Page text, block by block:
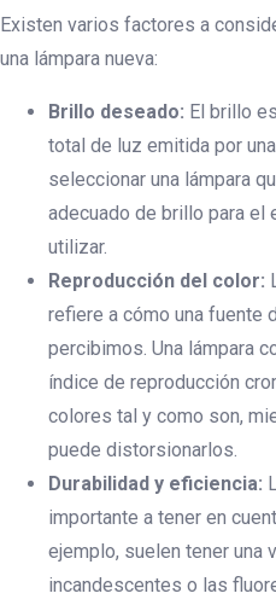
Existen varios factores a
una lámpara nueva:
Brillo deseado: El brillo
total de luz emitida por
seleccionar una lámpara
adecuado de brillo para el
utilizar.
Reproducción del color:
refiere a cómo una fuente
percibimos. Una lámpara
índice de reproducción
colores tal y como son,
puede distorsionarlos.
Durabilidad y eficiencia:
importante a tener en
ejemplo, suelen tener una
incandescentes o las
Te
Tienes una emergencia
presupuesto de una
mantenimiento
un electricista te